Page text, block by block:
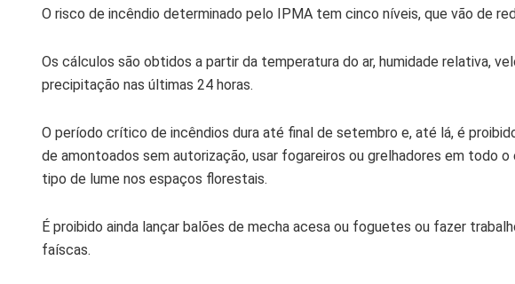
O risco de incêndio determinado pelo IPMA tem cinco níveis, que vão de
Os cálculos são obtidos a partir da temperatura do ar, humidade relativa,
precipitação nas últimas 24 horas.
O período crítico de incêndios dura até final de setembro e, até lá, é
de amontoados sem autorização, usar fogareiros ou grelhadores em todo
tipo de lume nos espaços florestais.
É proibido ainda lançar balões de mecha acesa ou foguetes ou fazer
faíscas.